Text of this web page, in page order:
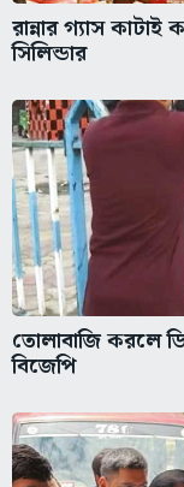
রান্নার গ্যাস
সিলিন্ডার
তোলাবাজি করলে
বিজেপি